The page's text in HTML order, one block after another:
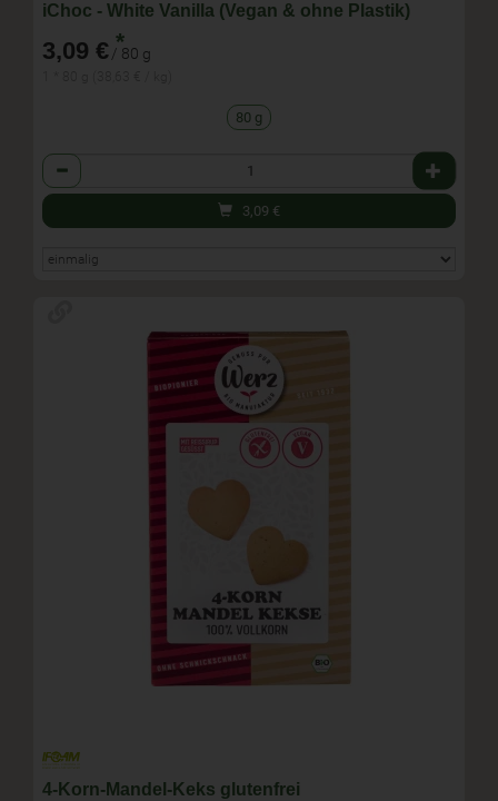
iChoc - White Vanilla (Vegan & ohne Plastik)
3,09 € *
/ 80 g
80 g
Anzahl
3,09 €
4-Korn-Mandel-Keks glutenfrei